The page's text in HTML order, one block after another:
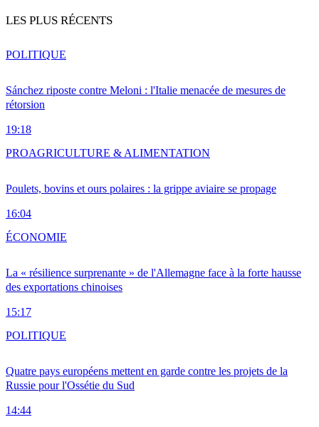
LES PLUS RÉCENTS
Sánchez riposte contre Meloni : l'Italie menacée de mesures de
rétorsion
19:18
POLITIQUE
Poulets, bovins et ours polaires : la grippe aviaire se propage
16:04
PROAGRICULTURE & ALIMENTATION
La « résilience surprenante » de l'Allemagne face à la forte hausse
des exportations chinoises
15:17
ÉCONOMIE
Quatre pays européens mettent en garde contre les projets de la
Russie pour l'Ossétie du Sud
14:44
POLITIQUE